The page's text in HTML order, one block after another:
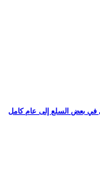
في بعض السلع إلى عام كامل